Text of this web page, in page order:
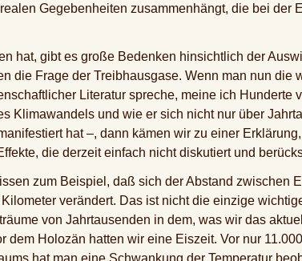
Gegebenheiten zusammenhängt, die bei der
hat, gibt es große Bedenken hinsichtlich der
die Frage der Treibhausgase. Wenn man nun die
Literatur spreche, meine ich Hunderte
Klimawandels und wie er sich nicht nur über
hat –, dann kämen wir zu einer
die derzeit einfach nicht diskutiert und
zum Beispiel, daß sich der Abstand zwischen
verändert. Das ist nicht die einzige
von Jahrtausenden in dem, was wir das
dem Holozän hatten wir eine Eiszeit. Vor nur
hat man eine Schwankung der Temperatur